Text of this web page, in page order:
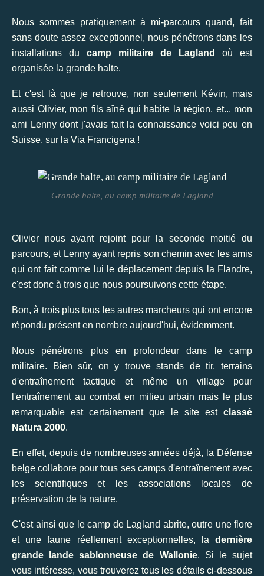
Nous sommes pratiquement à mi-parcours quand, fait
sans doute assez exceptionnel, nous pénétrons dans les
installations du camp militaire de Lagland
où est
organisée la grande halte.
Et c'est là que je retrouve, non seulement Kévin, mais
aussi Olivier, mon fils aîné qui habite la région, et... mon
ami Lenny dont j'avais fait la connaissance voici peu en
Suisse, sur la Via Francigena !
Grande halte, au camp militaire de Lagland
Olivier nous ayant rejoint pour la seconde moitié du
parcours, et Lenny ayant repris son chemin avec les amis
qui ont fait comme lui le déplacement depuis la Flandre,
c'est donc à trois que nous poursuivons cette étape.
Bon, à trois plus tous les autres marcheurs qui ont encore
répondu présent en nombre aujourd'hui, évidemment.
Nous pénétrons plus en profondeur dans le camp
militaire. Bien sûr, on y trouve stands de tir, terrains
d'entraînement tactique et même un village pour
l'entraînement au combat en milieu urbain mais le plus
remarquable est certainement que le site est classé
Natura 2000.
En effet, depuis de nombreuses années déjà, la Défense
belge collabore pour tous ses camps d'entraînement avec
les scientifiques et les associations locales de
préservation de la nature.
C'est ainsi que le camp de Lagland abrite, outre une flore
et une faune réellement exceptionnelles, la dernière
grande lande sablonneuse de Wallonie. Si le sujet
vous intéresse, vous trouverez tous les détails ci-dessous